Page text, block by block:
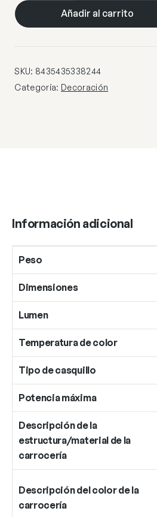
MEDIANA
DECORADA
Añadir al carrito
SKU: 8435435338244
Categoría: Decoración
Información adicional
Peso
Dimensiones
Lumen
Temperatura de color
Tipo de casquillo
Potencia máxima
Descripción de la
estructura/material de la
carrocería
Descripción del color de la
carrocería